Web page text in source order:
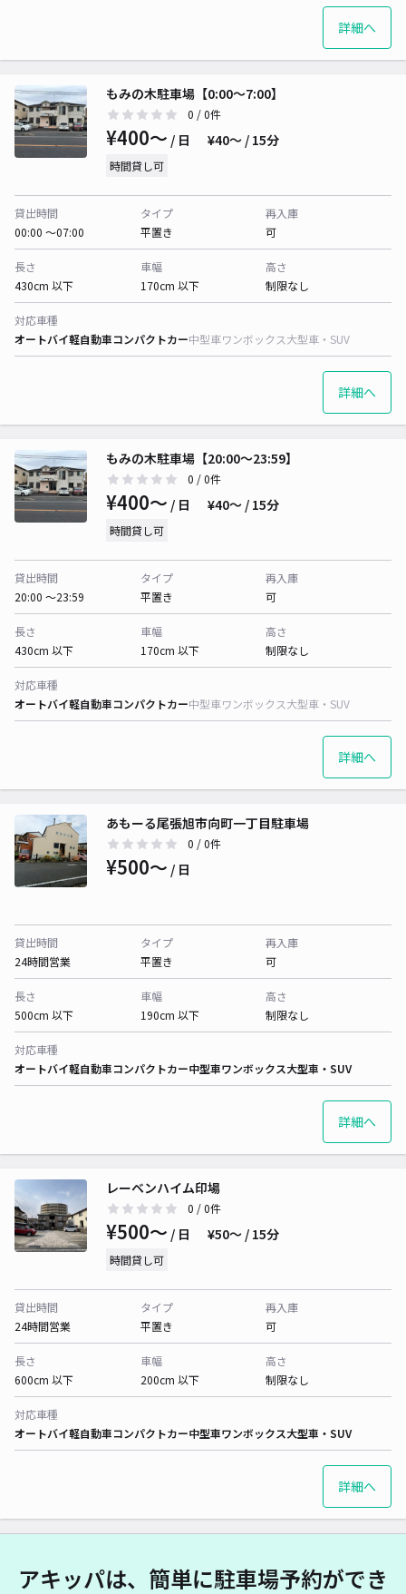
詳細へ
もみの木駐車場【0:00〜7:00】
0 / 0件
¥400〜 / 日 ¥40〜 / 15分
時間貸し可
貸出時間
00:00 〜07:00
タイプ
平置き
再入庫
可
長さ
430cm 以下
車幅
170cm 以下
高さ
制限なし
対応車種
オートバイ軽自動車コンパクトカー中型車ワンボックス大型車・SUV
詳細へ
もみの木駐車場【20:00〜23:59】
0 / 0件
¥400〜 / 日 ¥40〜 / 15分
時間貸し可
貸出時間
20:00 〜23:59
タイプ
平置き
再入庫
可
長さ
430cm 以下
車幅
170cm 以下
高さ
制限なし
対応車種
オートバイ軽自動車コンパクトカー中型車ワンボックス大型車・SUV
詳細へ
あもーる尾張旭市向町一丁目駐車場
0 / 0件
¥500〜 / 日
貸出時間
24時間営業
タイプ
平置き
再入庫
可
長さ
500cm 以下
車幅
190cm 以下
高さ
制限なし
対応車種
オートバイ軽自動車コンパクトカー中型車ワンボックス大型車・SUV
詳細へ
レーベンハイム印場
0 / 0件
¥500〜 / 日 ¥50〜 / 15分
時間貸し可
貸出時間
24時間営業
タイプ
平置き
再入庫
可
長さ
600cm 以下
車幅
200cm 以下
高さ
制限なし
対応車種
オートバイ軽自動車コンパクトカー中型車ワンボックス大型車・SUV
詳細へ
アキッパは、簡単に駐車場予約ができ